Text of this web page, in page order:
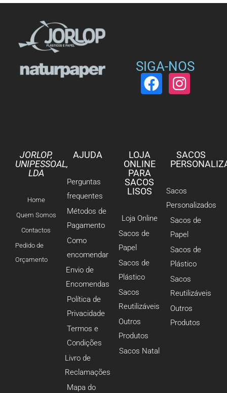
SIGA-NOS
JORLOP,
UNIPESSOAL,
LDA
Home
Quem Somos
Contactos
Pedido de
Orçamento
AJUDA
Perguntas
frequentes
Métodos de
Pagamento
Como
encomendar
Envio de
Encomendas
Política de
Privacidade
Termos e
Condições
Livro de
Reclamações
Mapa do
LOJA
ONLINE
PARA
SACOS
LISOS
Loja Online
Sacos de
Papel
Sacos de
Plástico
Sacos
Reutilizáveis
Outros
Produtos
Sacos Natal
SACOS
Sacos
Personalizados
Sacos de
Papel
Sacos de
Plástico
Sacos
Reutilizáveis
Outros
Produtos